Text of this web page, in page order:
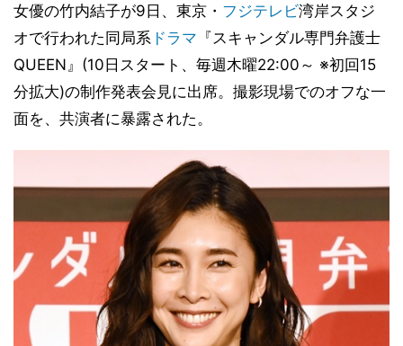
女優の竹内結子が9日、東京・ フジテレビ湾岸スタジ
オで行われた同局系 ドラマ 『スキャンダル専門弁護士
QUEEN』(10日スタート、毎週木曜22:00～ ※初回15
分拡大)の制作発表会見に出席。撮影現場でのオフな一
面を、共演者に暴露された。